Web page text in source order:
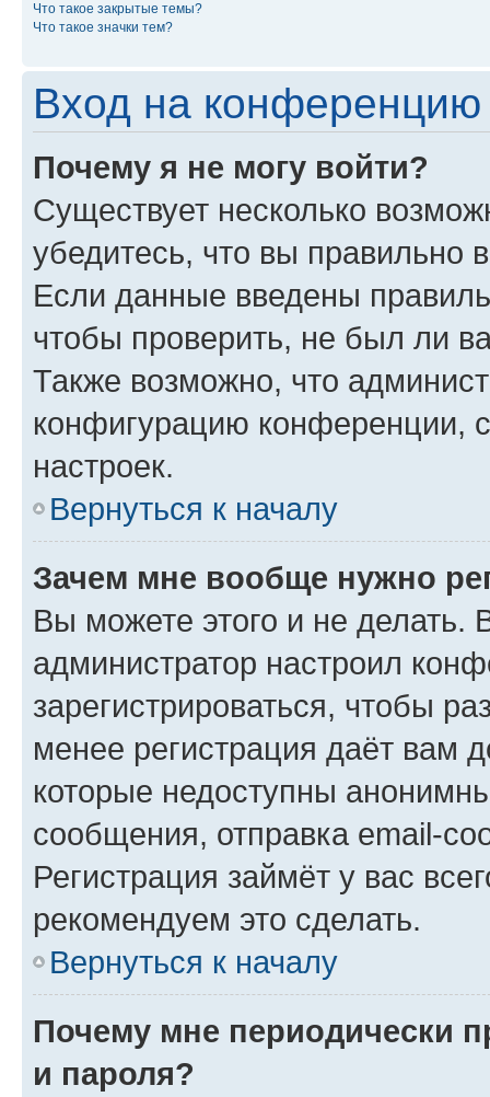
Что такое закрытые темы?
Что такое значки тем?
Вход на конференцию
Почему я не могу войти?
Существует несколько
убедитесь, что вы правильно
Если данные введены
чтобы проверить, не был ли
Также возможно, что
конфигурацию конференции,
настроек.
Вернуться к началу
Зачем мне вообще нужно
Вы можете этого и не делать.
администратор настроил
зарегистрироваться, чтобы
менее регистрация даёт вам
которые недоступны
сообщения, отправка email-
Регистрация займёт у вас
рекомендуем это сделать.
Вернуться к началу
Почему мне периодически
и пароля?